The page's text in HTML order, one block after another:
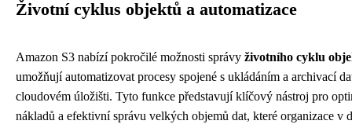
Životní cyklus objektů a automatizace
Amazon S3 nabízí pokročilé možnosti správy životního cyklu
umožňují automatizovat procesy spojené s ukládáním a archivací
cloudovém úložišti. Tyto funkce představují klíčový nástroj pro
nákladů a efektivní správu velkých objemů dat, které organizace v